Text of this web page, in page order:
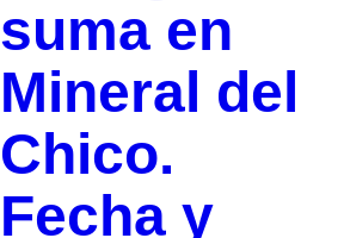
suma en
Mineral del
Chico.
Fecha y